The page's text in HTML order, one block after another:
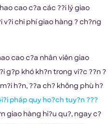
cao c?a các ??i lý giao
v?i chi phí giao hàng ? ch?ng
cao c?a nhân viên giao
g?p khó kh?n trong vi?c ??n ?
h?n, ??a ch? không phù h?
pháp quy ho?ch tuy?n ???
giao hàng hi?u qu?, ngay c?